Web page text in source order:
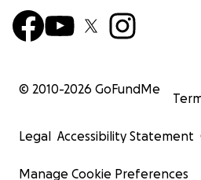
© 2010-2026 GoFundMe
Legal Accessibility Statement
Manage Cookie Preferences